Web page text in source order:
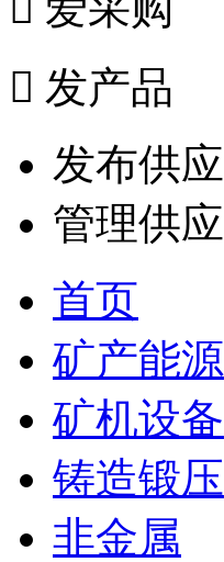
 发产品
发布供应
管理供应
首页
矿产能源
矿机设备
铸造锻压
非金属